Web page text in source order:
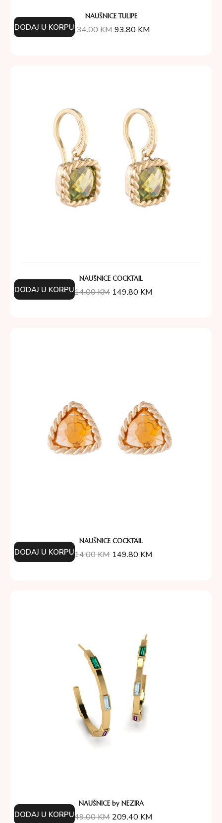
NAUŠNICE TULIPE
134.00KM93.80 KM
DODAJ U KORPU
NAUŠNICE COCKTAIL
214.00KM 149.80 KM
DODAJ U KORPU
NAUŠNICE COCKTAIL
214.00KM 149.80 KM
DODAJ U KORPU
NAUŠNICE by NEZIRA
349.00KM 209.40 KM
DODAJ U KORPU